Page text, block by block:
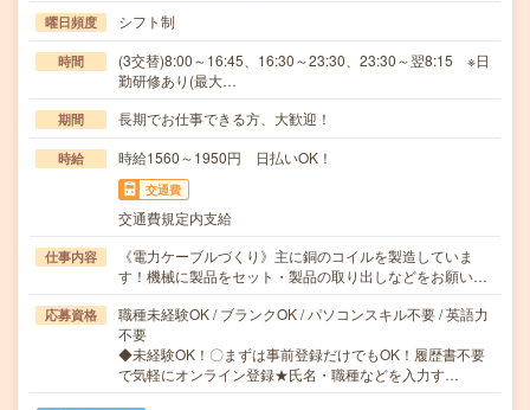
曜日頻度 シフト制
時間
(3交替)8:00～16:45、16:30～23:30、23:30～翌8:15 ※日
勤研修あり(最大…
期間 長期でお仕事できる方、大歓迎！
時給 時給1560～1950円 日払いOK！
交通費
交通費規定内支給
仕事内容
《電力ケーブルづくり》主に銅のコイルを製造していま
す！機械に製品をセット・製品の取り出しなどをお願い…
応募資格
職種未経験OK / ブランクOK / パソコンスキル不要 / 英語力
不要
◆未経験OK！〇まずは事前登録だけでもOK！履歴書不要
で気軽にオンライン登録★氏名・職種などを入力す…